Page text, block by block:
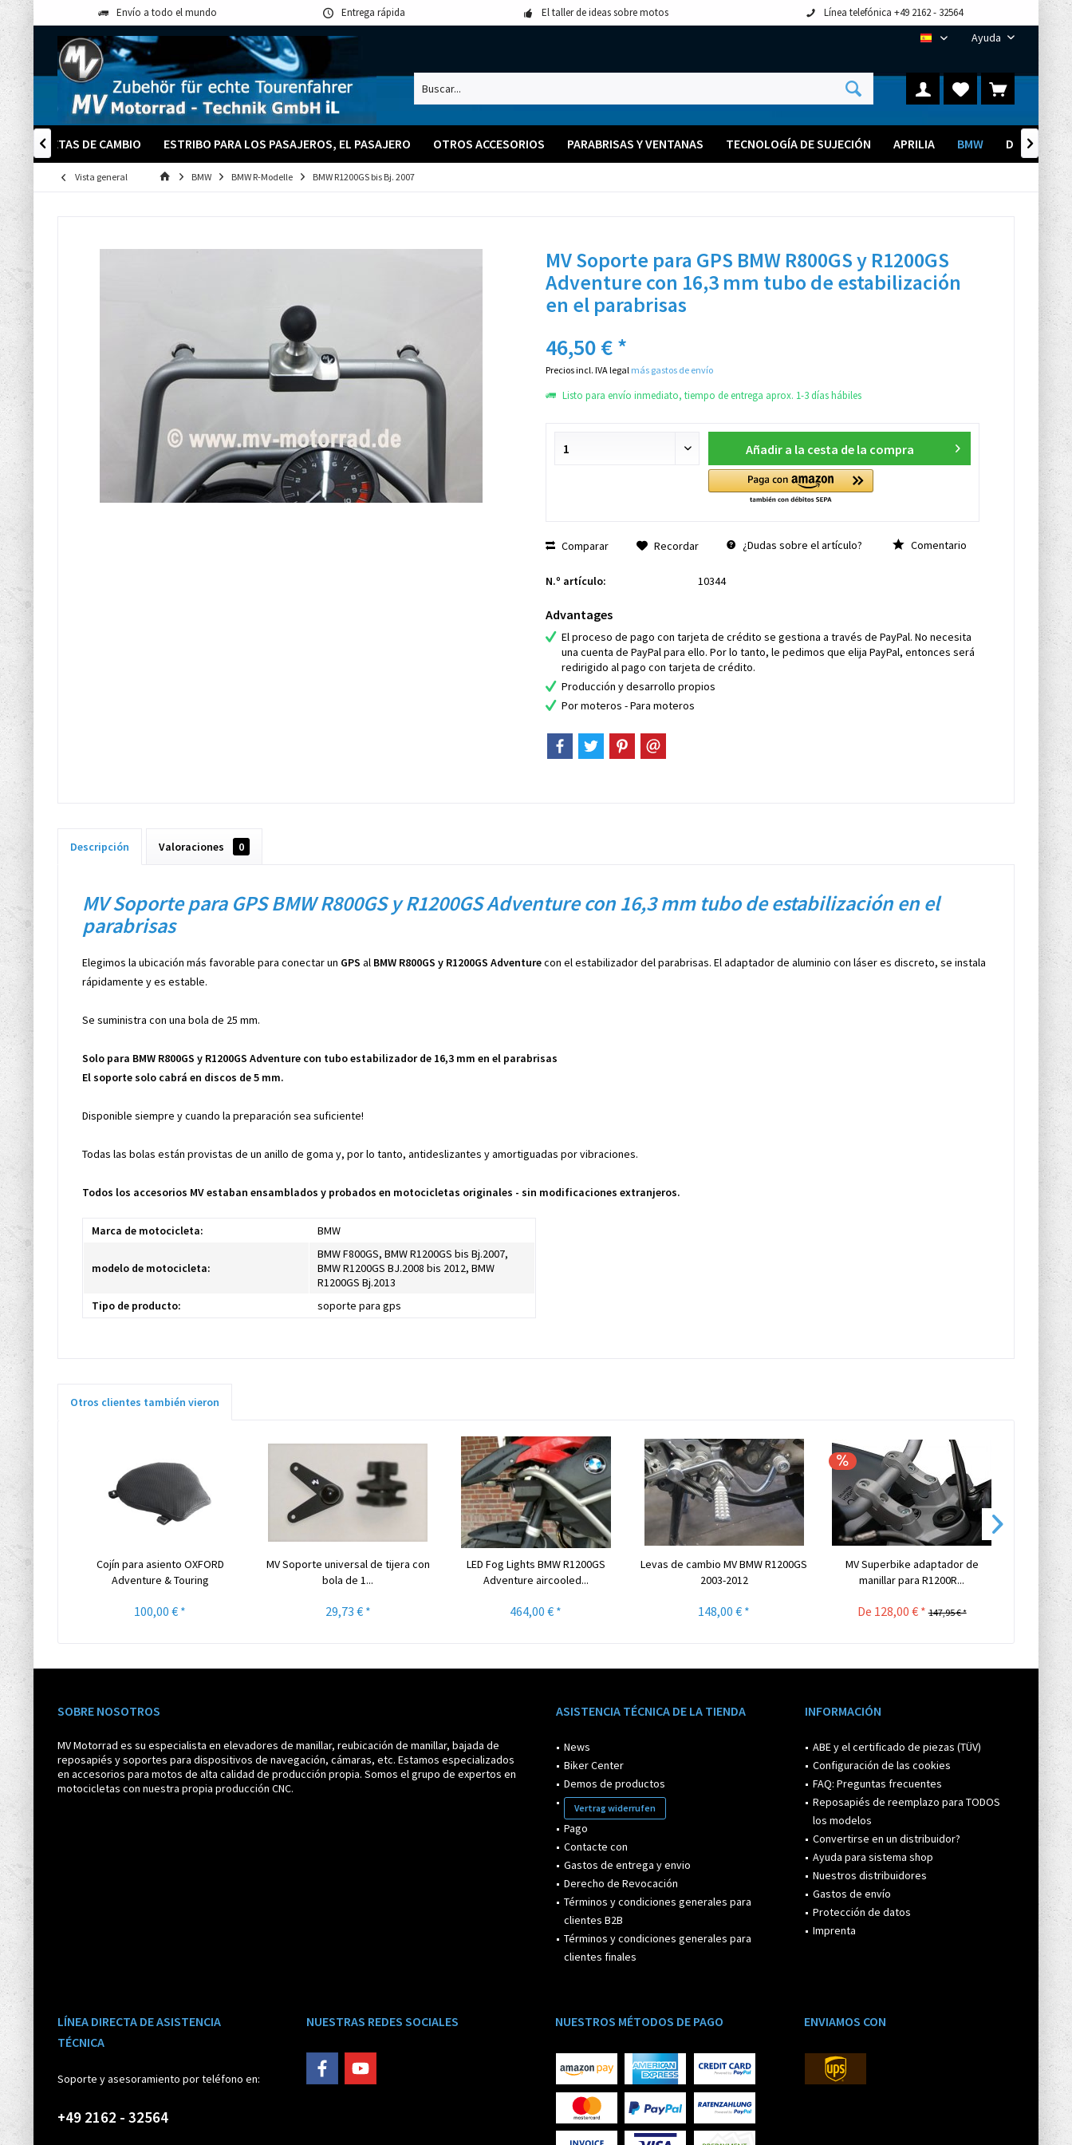
Envío a todo el mundo Entrega rápida El taller de ideas sobre motos Línea telefónica +49 2162 - 32564
ES Ayuda
PALETAS DE CAMBIO ESTRIBO PARA LOS PASAJEROS, EL PASAJERO OTROS ACCESORIOS PARABRISAS Y VENTANAS TECNOLOGÍA DE SUJECIÓN APRILIA BMW DUCATI
 
Vista general BMW BMW R-Modelle BMW R1200GS bis Bj. 2007
MV Soporte para GPS BMW R800GS y R1200GS
Adventure con 16,3 mm tubo de estabilización
en el parabrisas
46,50 € *
Precios incl. IVA legal más gastos de envío
Listo para envío inmediato, tiempo de entrega aprox. 1-3 días hábiles
Añadir a la cesta de la compra
Comparar Recordar ¿Dudas sobre el artículo? Comentario
N.º artículo: 10344
Advantages
El proceso de pago con tarjeta de crédito se gestiona a través de PayPal. No necesita
una cuenta de PayPal para ello. Por lo tanto, le pedimos que elija PayPal, entonces será
redirigido al pago con tarjeta de crédito.
Producción y desarrollo propios
Por moteros - Para moteros
Descripción Valoraciones 0
MV Soporte para GPS BMW R800GS y R1200GS Adventure con 16,3 mm tubo de estabilización en el
parabrisas
Elegimos la ubicación más favorable para conectar un GPS al BMW R800GS y R1200GS Adventurecon el estabilizador del parabrisas. El adaptador de aluminio con láser es discreto, se instala
rápidamente y es estable.
Se suministra con una bola de 25 mm.
Solo para BMW R800GS y R1200GS Adventure con tubo estabilizador de 16,3 mm en el parabrisas
El soporte solo cabrá en discos de 5 mm.
Disponible siempre y cuando la preparación sea suficiente!
Todas las bolas están provistas de un anillo de goma y, por lo tanto, antideslizantes y amortiguadas por vibraciones.
Todos los accesorios MV estaban ensamblados y probados en motocicletas originales - sin modificaciones extranjeros.
Marca de motocicleta: BMW
modelo de motocicleta:
BMW F800GS, BMW R1200GS bis Bj.2007,
BMW R1200GS BJ.2008 bis 2012, BMW
R1200GS Bj.2013
Tipo de producto:
soporte para gps
Otros clientes también vieron
Cojín para asiento OXFORD
Adventure & Touring
100,00 € *
MV Soporte universal de tijera con
bola de 1...
29,73 € *
LED Fog Lights BMW R1200GS
Adventure aircooled...
464,00 € *
Levas de cambio MV BMW R1200GS
2003-2012
148,00 € *
MV Superbike adaptador de
manillar para R1200R...
De 128,00 € * 147,95 € *
SOBRE NOSOTROS
MV Motorrad es su especialista en elevadores de manillar, reubicación de manillar, bajada de
reposapiés y soportes para dispositivos de navegación, cámaras, etc. Estamos especializados
en accesorios para motos de alta calidad de producción propia. Somos el grupo de expertos en
motocicletas con nuestra propia producción CNC.
ASISTENCIA TÉCNICA DE LA TIENDA
News
Biker Center
Demos de productos
Vertrag widerrufen
Pago
Contacte con
Gastos de entrega y envio
Derecho de Revocación
Términos y condiciones generales para
clientes B2B
Términos y condiciones generales para
clientes finales
INFORMACIÓN
ABE y el certificado de piezas (TÜV)
Configuración de las cookies
FAQ: Preguntas frecuentes
Reposapiés de reemplazo para TODOS
los modelos
Convertirse en un distribuidor?
Ayuda para sistema shop
Nuestros distribuidores
Gastos de envío
Protección de datos
Imprenta
LÍNEA DIRECTA DE ASISTENCIA
TÉCNICA
Soporte y asesoramiento por teléfono en:
+49 2162 - 32564
NUESTRAS REDES SOCIALES NUESTROS MÉTODOS DE PAGO ENVIAMOS CON